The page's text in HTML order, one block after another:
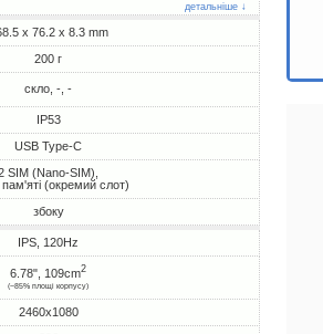
детальніше ↓
x 76.2 x 8.3 mm
200 г
скло, -, -
IP53
USB Type-C
SIM (Nano-SIM),
пам'яті (окремий слот)
збоку
IPS, 120Hz
6.78", 109cm2
(~85% площі корпусу)
2460x1080